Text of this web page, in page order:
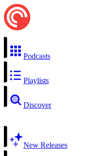
Podcasts
Playlists
Discover
New Releases